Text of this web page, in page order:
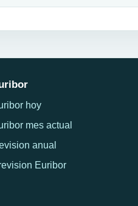
hoy
mes actual
anual
Euribor